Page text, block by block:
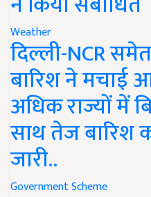
Weather
दिल्ली-NCR
बारिश ने मचाई
अधिक राज्यों में
साथ तेज बारिश
जारी..
Government Scheme